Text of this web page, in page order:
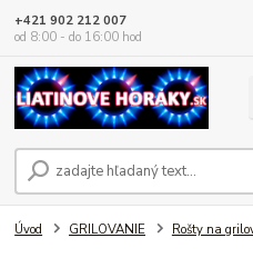
+421 902 212 007
od 8:00 - do 16:00 hod
Úvod GRILOVANIE Rošty na